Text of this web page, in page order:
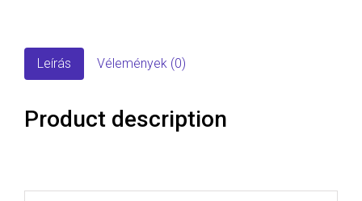
Leírás Vélemények (0)
Product description